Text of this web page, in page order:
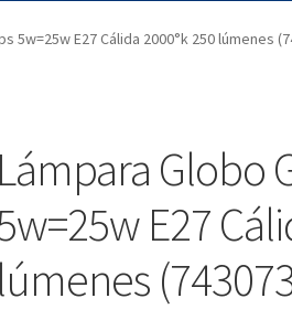
5w=25w E27 Cálida 2000°k 250 lúmenes
Lámpara Globo
E27
lúmenes